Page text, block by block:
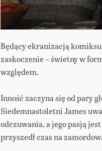
Będący ekranizacją
zaskoczenie – świetny w
względem.
Inność zaczyna się od pary
Siedemnastoletni James
odczuwania, a jego pasją
przyszedł czas na